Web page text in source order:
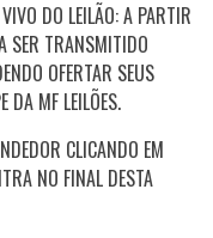
DO LEILÃO: A PARTIR
SER TRANSMITIDO
OFERTAR SEUS
DA MF LEILÕES.
CLICANDO EM
NO FINAL DESTA